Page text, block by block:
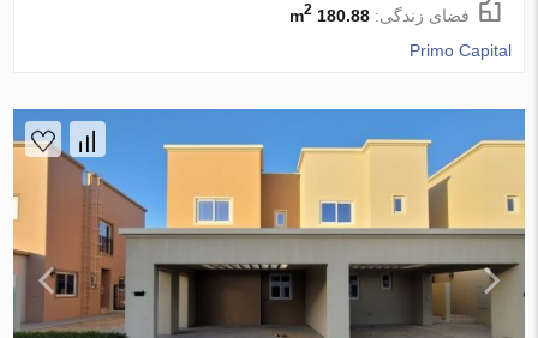
فضای زندگی:180.88 m
2
Primo Capital